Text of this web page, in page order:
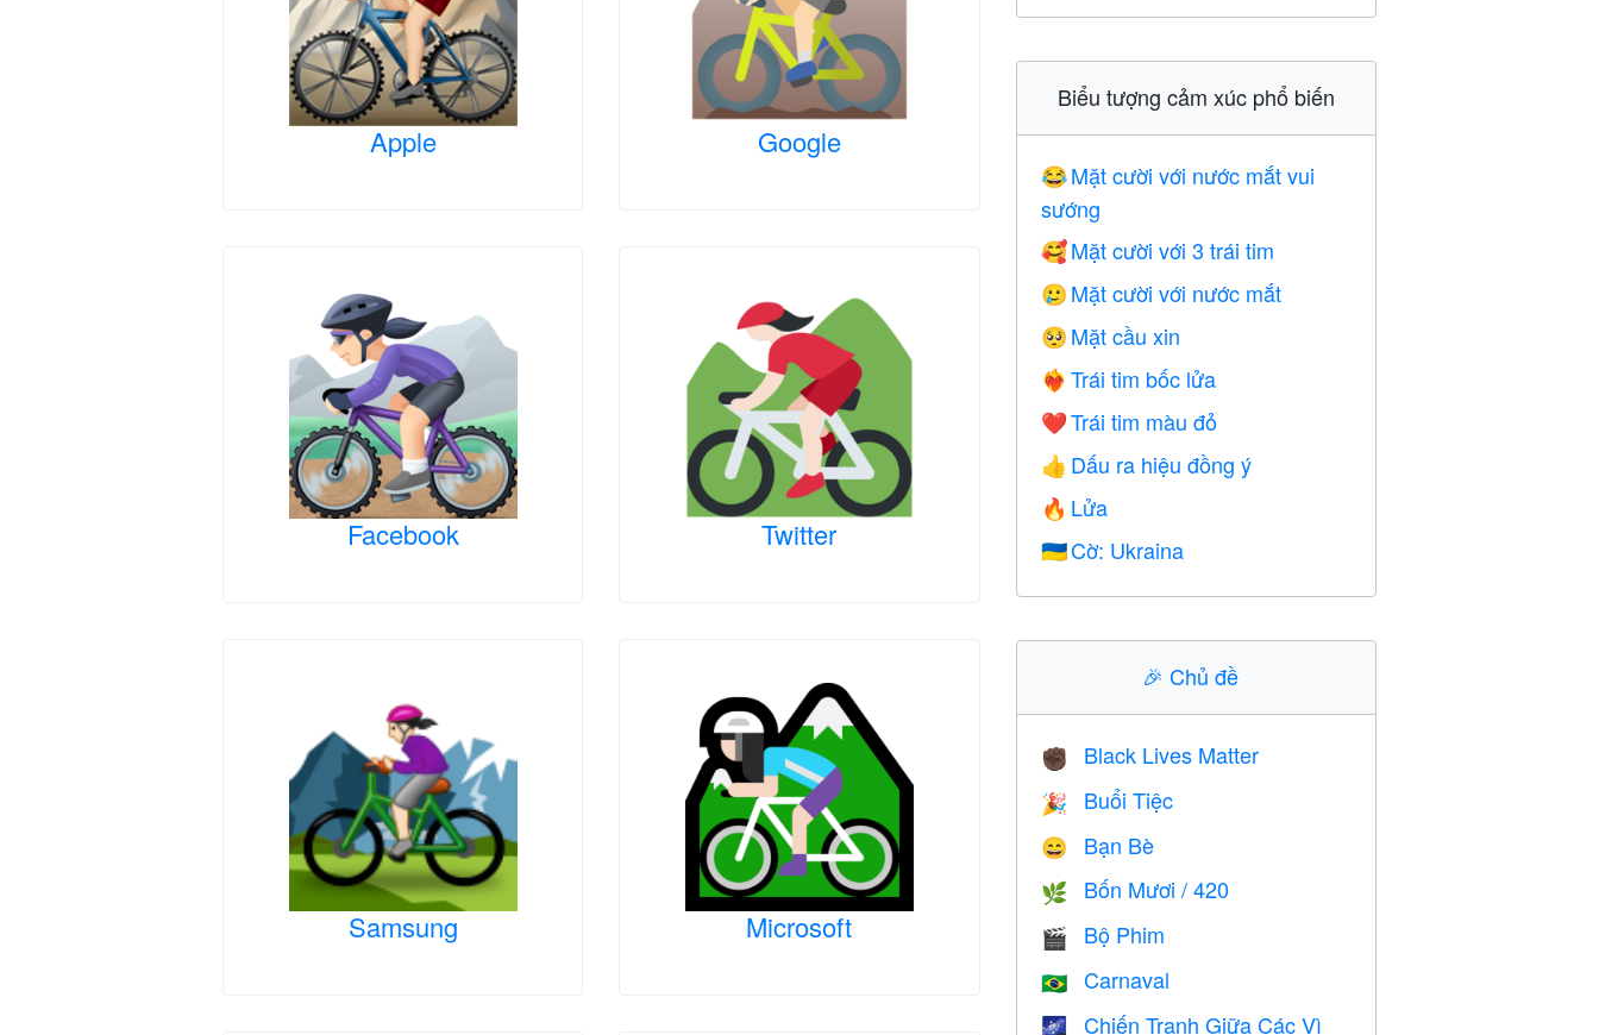
Apple Google
Facebook Twitter
Samsung Microsoft
Biểu tượng cảm xúc phổ biến
😂 Mặt cười với nước mắt vui
sướng
🥰 Mặt cười với 3 trái tim
🥲 Mặt cười với nước mắt
🥺 Mặt cầu xin
❤️‍🔥 Trái tim bốc lửa
❤️ Trái tim màu đỏ
👍 Dấu ra hiệu đồng ý
🔥 Lửa
🇺🇦Cờ: Ukraina
🎉Chủ đề
✊🏿 Black Lives Matter
🎉 Buổi Tiệc
😄 Bạn Bè
🌿 Bốn Mươi / 420
🎬 Bộ Phim
🇧🇷 Carnaval
🌌
Chiến Tranh Giữa Các Vì